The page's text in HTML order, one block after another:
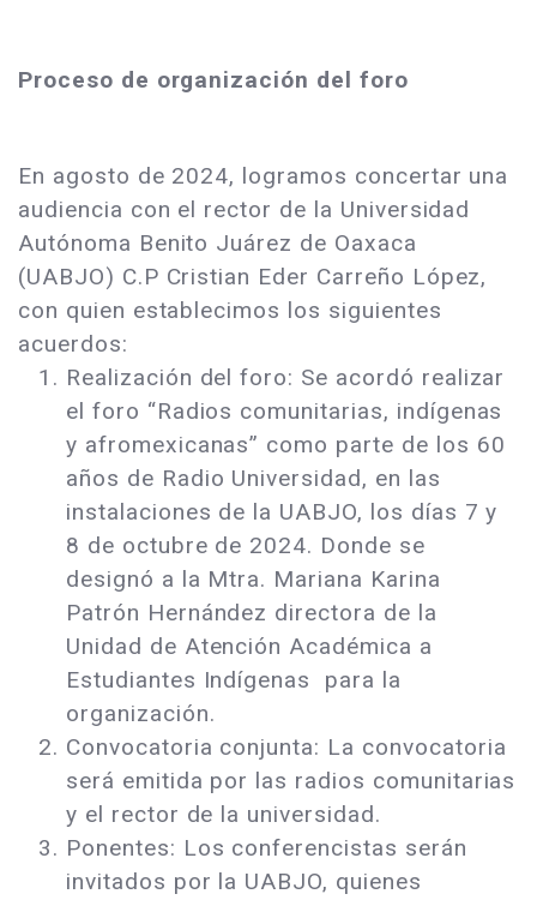
Proceso de organización del foro
En agosto de 2024, logramos concertar una
audiencia con el rector de la Universidad
Autónoma Benito Juárez de Oaxaca
(UABJO) C.P Cristian Eder Carreño López,
con quien establecimos los siguientes
acuerdos:
Realización del foro: Se acordó realizar
el foro “Radios comunitarias, indígenas
y afromexicanas” como parte de los 60
años de Radio Universidad, en las
instalaciones de la UABJO, los días 7 y
8 de octubre de 2024. Donde se
designó a la Mtra. Mariana Karina
Patrón Hernández directora de la
Unidad de Atención Académica a
Estudiantes Indígenas para la
organización.
Convocatoria conjunta: La convocatoria
será emitida por las radios comunitarias
y el rector de la universidad.
Ponentes: Los conferencistas serán
invitados por la UABJO, quienes